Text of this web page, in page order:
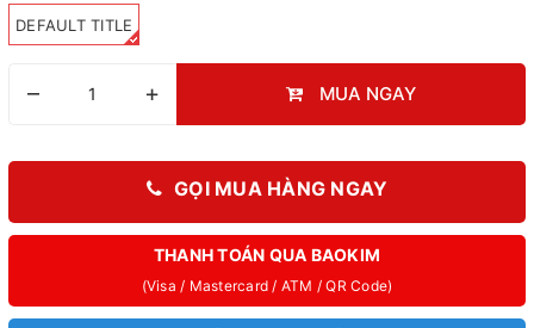
DEFAULT TITLE
– + MUA NGAY
GỌI MUA HÀNG NGAY
THANH TOÁN QUA BAOKIM
(Visa / Mastercard / ATM / QR Code)